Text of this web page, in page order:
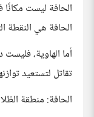
الحافة ليست
الحافة هي النقطة
أما الهاوية،
تقاتل لتستعيد
الحافة: منطقة